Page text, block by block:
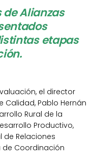
de Alianzas
etapas
el director
Calidad, Pablo Hernán
Rural de la
Productivo,
de Relaciones
de Coordinación